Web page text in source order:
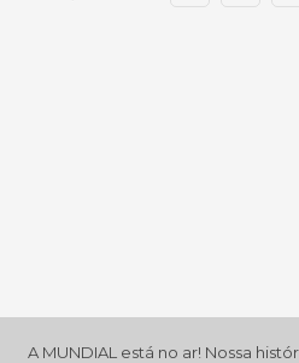
A MUNDIAL está no ar! Nossa